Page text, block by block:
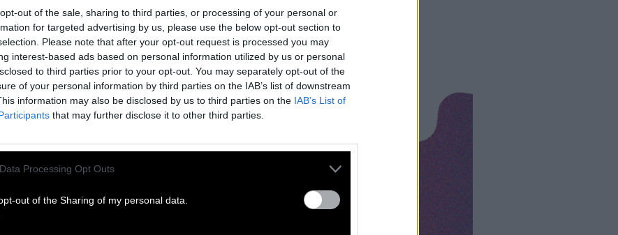
out of the sale, sharing to third parties, or processing of your personal or
for targeted advertising by us, please use the below opt-out section to
Please note that after your opt-out request is processed you may
interest-based ads based on personal information utilized by us or personal
to third parties prior to your opt-out. You may separately opt-out of the
of your personal information by third parties on the IAB’s list of downstream
information may also be disclosed by us to third parties on the IAB’s List of
that may further disclose it to other third parties.
Processing Opt Outs
out of the Sharing of my personal data.